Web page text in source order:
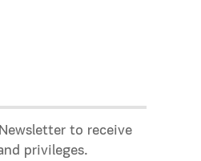
to receive
privileges.